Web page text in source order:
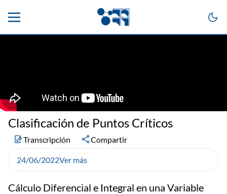
Cálculo Diferencial e Integral en una Variable
Clasificación de Puntos Críticos
Transcripción Compartir
24/06/2022Ver más